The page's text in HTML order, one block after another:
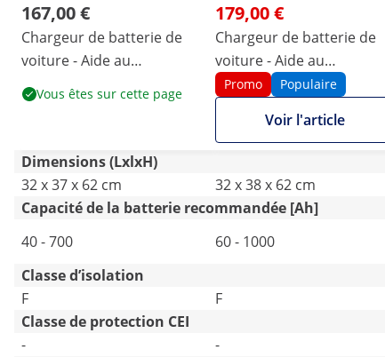
167,00 €
Chargeur de batterie de
voiture - Aide au
démarrage - 12 / 24 V - 70
A - compact
Vous êtes sur cette page
179,00 €
Chargeur de batterie de
voiture - Aide au
démarrage - 12 / 24 V - 100
A - compact
Promo Populaire
Voir l'article
Dimensions (LxlxH)
32 x 37 x 62 cm
32 x 38 x 62 cm
Capacité de la batterie recommandée [Ah]
40 - 700
60 - 1000
Classe d’isolation
F
F
Classe de protection CEI
-
-